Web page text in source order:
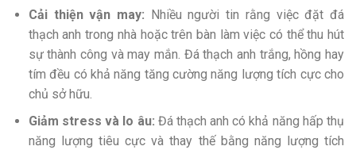
Cải thiện vận may: Nhiều người tin rằng việc đặt đá
thạch anh trong nhà hoặc trên bàn làm việc có thể thu hút
sự thành công và may mắn. Đá thạch anh trắng, hồng hay
tím đều có khả năng tăng cường năng lượng tích cực cho
chủ sở hữu.
Giảm stress và lo âu: Đá thạch anh có khả năng hấp thụ
năng lượng tiêu cực và thay thế bằng năng lượng tích